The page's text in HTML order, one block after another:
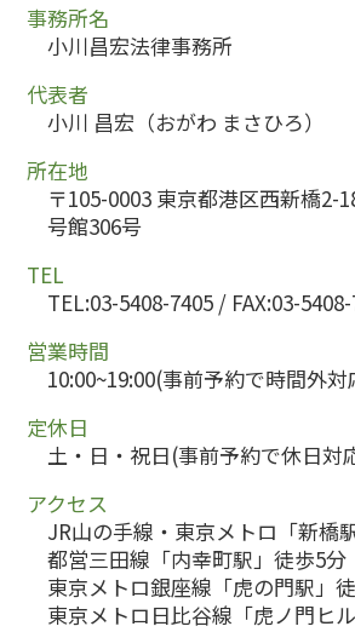
事務所名
小川昌宏法律事務所
代表者
小川 昌宏（おがわ まさひろ）
所在地
〒105-0003 東京都港区西新橋2-
号館306号
TEL
TEL:03-5408-7405 / FAX:03-
営業時間
10:00~19:00(事前予約で時間外
定休日
土・日・祝日(事前予約で休日対
アクセス
JR山の手線・東京メトロ「新橋
都営三田線「内幸町駅」徒歩5分
東京メトロ銀座線「虎の門駅」
東京メトロ日比谷線「虎ノ門ヒ